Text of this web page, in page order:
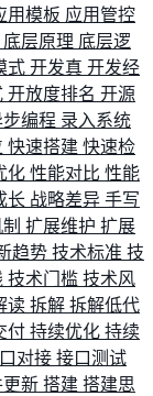
用模板 应用管控
底层原理 底层逻
式 开发真 开发经
开放度排名 开源
编程 录入系统
快速搭建 快速检
化 性能对比 性能
长 战略差异 手写
扩展维护 扩展
趋势 技术标准 技
技术门槛 技术风
读 拆解 拆解低代
付 持续优化 持续
对接 接口测试
新 搭建 搭建思